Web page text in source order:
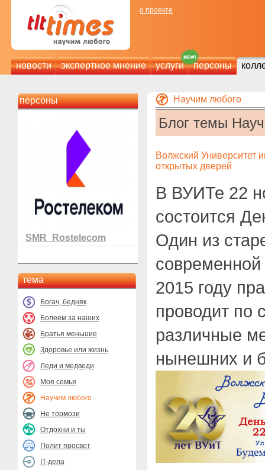
о проекте
новости экспертное мнение услуги персоны
персоны
SMR_Rostelecom
тема
Богач, бедняк
Болеем за наших
Братья меньшие
Здоровье или жизнь
Леди и медведи
Моя семья
Научим любого
Не тормози
Отдохни и ты
Полит просвет
IT-дела
Научим любого
Блог темы
Волжский Университет
открытых дверей
В ВУИТе 22
состоится
Один из
современной
2015 году
проводит по
различные
нынешних и